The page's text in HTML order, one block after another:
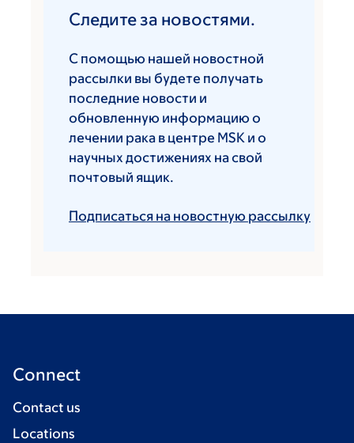
Следите за новостями.
С помощью нашей новостной
рассылки вы будете получать
последние новости и
обновленную информацию о
лечении рака в центре MSK и о
научных достижениях на свой
почтовый ящик.
Подписаться на новостную рассылку
Connect
Contact us
Locations